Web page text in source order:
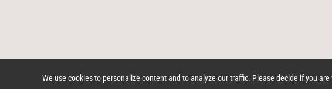
© 2026 Ifantidis - Children - juvenile furniture Back to top arrow_upward
We use cookies to personalize content and to analyze our traffic. Please decide if you